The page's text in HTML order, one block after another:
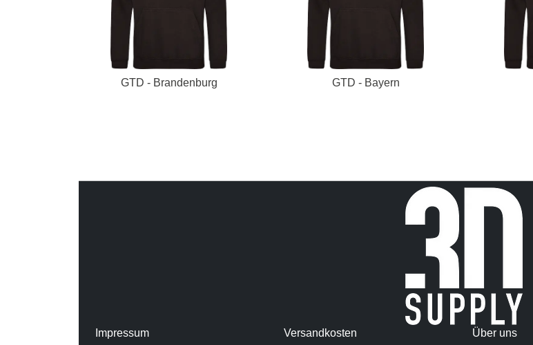
GTD - Brandenburg GTD - Bayern
Impressum Versandkosten Über uns